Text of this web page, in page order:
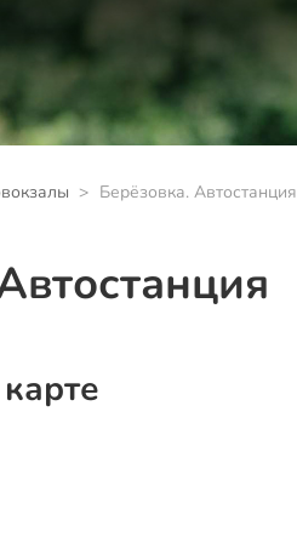
Берёзовка. Автостанция